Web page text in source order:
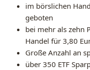
im börslichen
geboten
bei mehr als zehn
Handel für 3,80
Große Anzahl an
über 350 ETF